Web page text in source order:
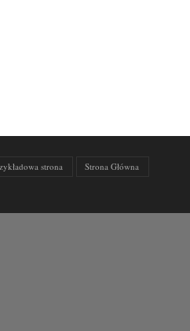
strona Strona Główna